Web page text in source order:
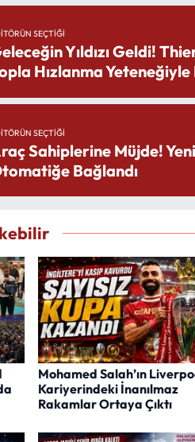
SEÇTIĞI
Yıldızı Geldi!
Hızlanma
SEÇTIĞI
Sahiplerine Müjde!
Bağlandı
Mohamed Salah’ın
Kariyerindeki İnanılmaz
Rakamlar Ortaya Çıktı